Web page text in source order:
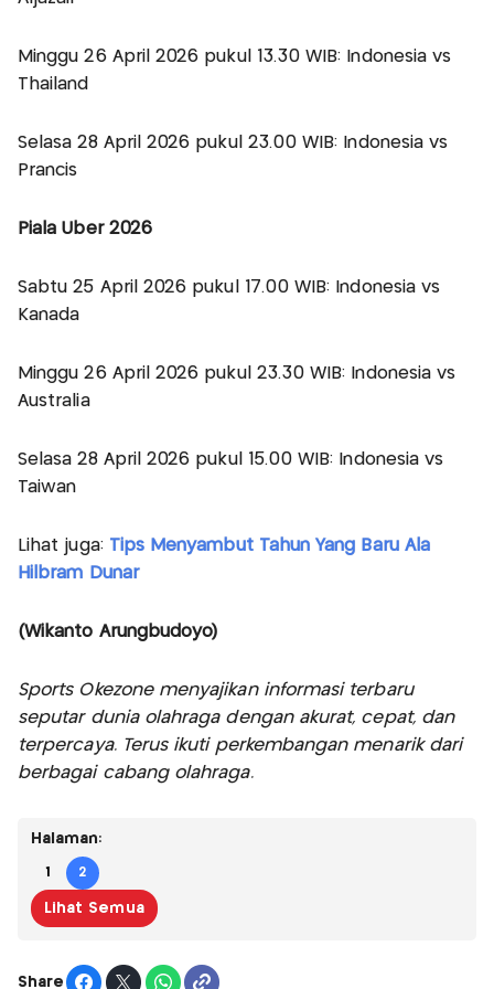
Minggu 26 April 2026 pukul 13.30 WIB: Indonesia vs
Thailand
Selasa 28 April 2026 pukul 23.00 WIB: Indonesia vs
Prancis
Piala Uber 2026
Sabtu 25 April 2026 pukul 17.00 WIB: Indonesia vs
Kanada
Minggu 26 April 2026 pukul 23.30 WIB: Indonesia vs
Australia
Selasa 28 April 2026 pukul 15.00 WIB: Indonesia vs
Taiwan
Lihat juga: Tips Menyambut Tahun Yang Baru Ala
Hilbram Dunar
(Wikanto Arungbudoyo)
Sports Okezone menyajikan informasi terbaru
seputar dunia olahraga dengan akurat, cepat, dan
terpercaya. Terus ikuti perkembangan menarik dari
berbagai cabang olahraga.
Halaman:
1 2
Lihat Semua
Share